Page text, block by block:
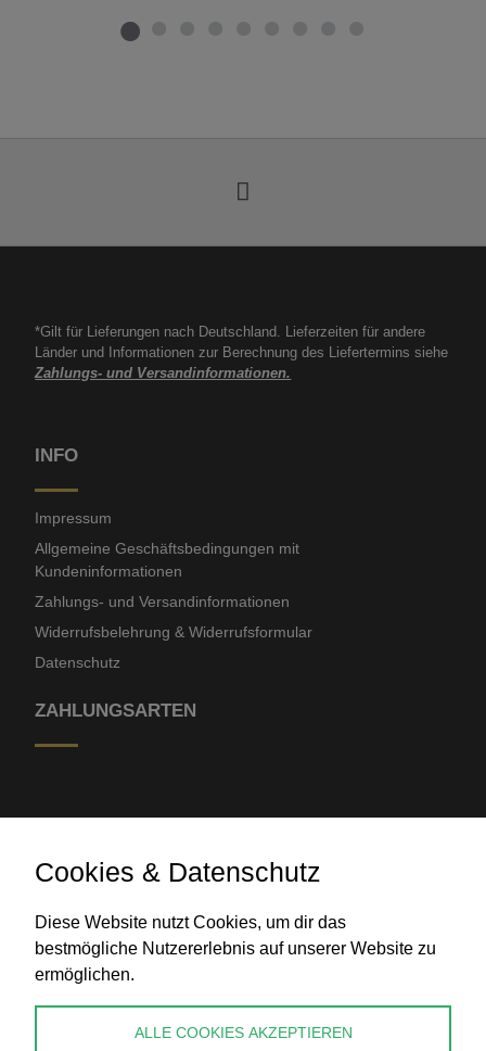
*Gilt für Lieferungen nach Deutschland. Lieferzeiten für andere
Länder und Informationen zur Berechnung des Liefertermins siehe
Zahlungs- und Versandinformationen.
INFO
Impressum
Allgemeine Geschäftsbedingungen mit
Kundeninformationen
Zahlungs- und Versandinformationen
Widerrufsbelehrung & Widerrufsformular
Datenschutz
ZAHLUNGSARTEN
Banküberweisung
Cookies & Datenschutz
Diese Website nutzt Cookies, um dir das
bestmögliche Nutzererlebnis auf unserer Website zu
ermöglichen.
ALLE COOKIES AKZEPTIEREN